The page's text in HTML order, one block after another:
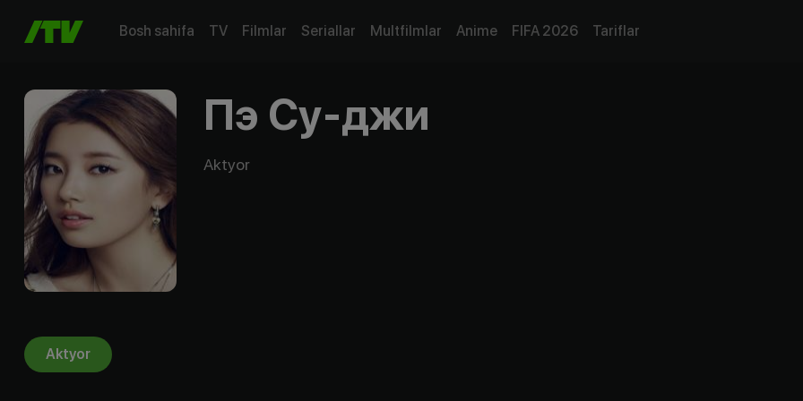
Bosh sahifa TV Filmlar Seriallar Multfilmlar Anime FIFA 2026 Tariflar
Пэ Су-джи
Aktyor
Aktyor